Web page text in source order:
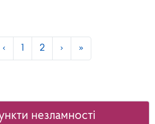
‹ 1 2 › »
незламності